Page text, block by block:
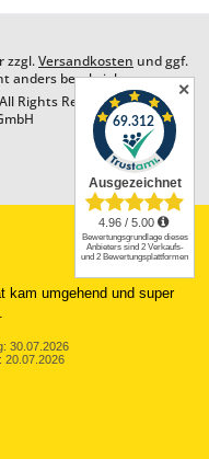
zzgl.Versandkosten und ggf.
anders beschrieben
Rights Reserved. Design by
kam umgehend und super
30.07.2026
20.07.2026
✕